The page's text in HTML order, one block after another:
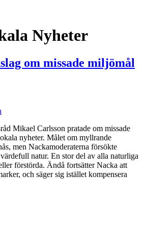
Nyheter
om missade miljömål
Mikael Carlsson pratade om missade
nyheter. Målet om myllrande
men Nackamoderaterna försökte
natur. En stor del av alla naturliga
förstörda. Ändå fortsätter Nacka att
och säger sig istället kompensera